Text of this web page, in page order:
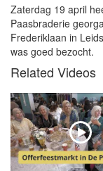
Zaterdag 19 april
Paasbraderie
Frederiklaan in
was goed bezocht.
Related Videos